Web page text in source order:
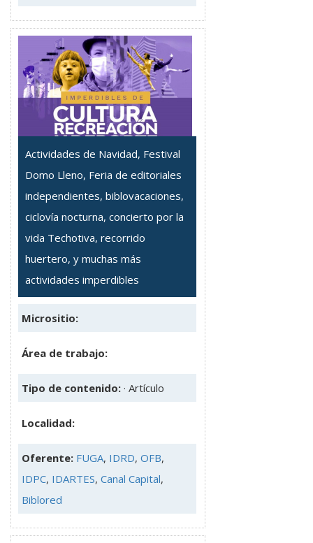
Actividades de Navidad, Festival
Domo Lleno, Feria de editoriales
independientes, biblovacaciones,
ciclovía nocturna, concierto por la
vida Techotiva, recorrido
huertero, y muchas más
actividades imperdibles
Micrositio:
Área de trabajo:
Tipo de contenido: · Artículo
Localidad:
Oferente: FUGA, IDRD, OFB,
IDPC, IDARTES, Canal Capital,
Biblored